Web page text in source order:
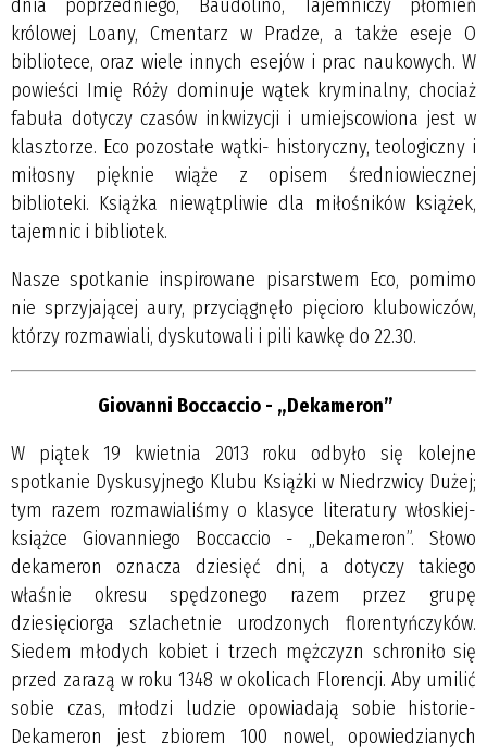
dnia poprzedniego, Baudolino, Tajemniczy płomień
królowej Loany, Cmentarz w Pradze, a także eseje O
bibliotece, oraz wiele innych esejów i prac naukowych. W
powieści Imię Róży dominuje wątek kryminalny, chociaż
fabuła dotyczy czasów inkwizycji i umiejscowiona jest w
klasztorze. Eco pozostałe wątki- historyczny, teologiczny i
miłosny pięknie wiąże z opisem średniowiecznej
biblioteki. Książka niewątpliwie dla miłośników książek,
tajemnic i bibliotek.
Nasze spotkanie inspirowane pisarstwem Eco, pomimo
nie sprzyjającej aury, przyciągnęło pięcioro klubowiczów,
którzy rozmawiali, dyskutowali i pili kawkę do 22.30.
Giovanni Boccaccio - „Dekameron”
W piątek 19 kwietnia 2013 roku odbyło się kolejne
spotkanie Dyskusyjnego Klubu Książki w Niedrzwicy Dużej;
tym razem rozmawialiśmy o klasyce literatury włoskiej-
książce Giovanniego Boccaccio - „Dekameron”. Słowo
dekameron oznacza dziesięć dni, a dotyczy takiego
właśnie okresu spędzonego razem przez grupę
dziesięciorga szlachetnie urodzonych florentyńczyków.
Siedem młodych kobiet i trzech mężczyzn schroniło się
przed zarazą w roku 1348 w okolicach Florencji. Aby umilić
sobie czas, młodzi ludzie opowiadają sobie historie-
Dekameron jest zbiorem 100 nowel, opowiedzianych